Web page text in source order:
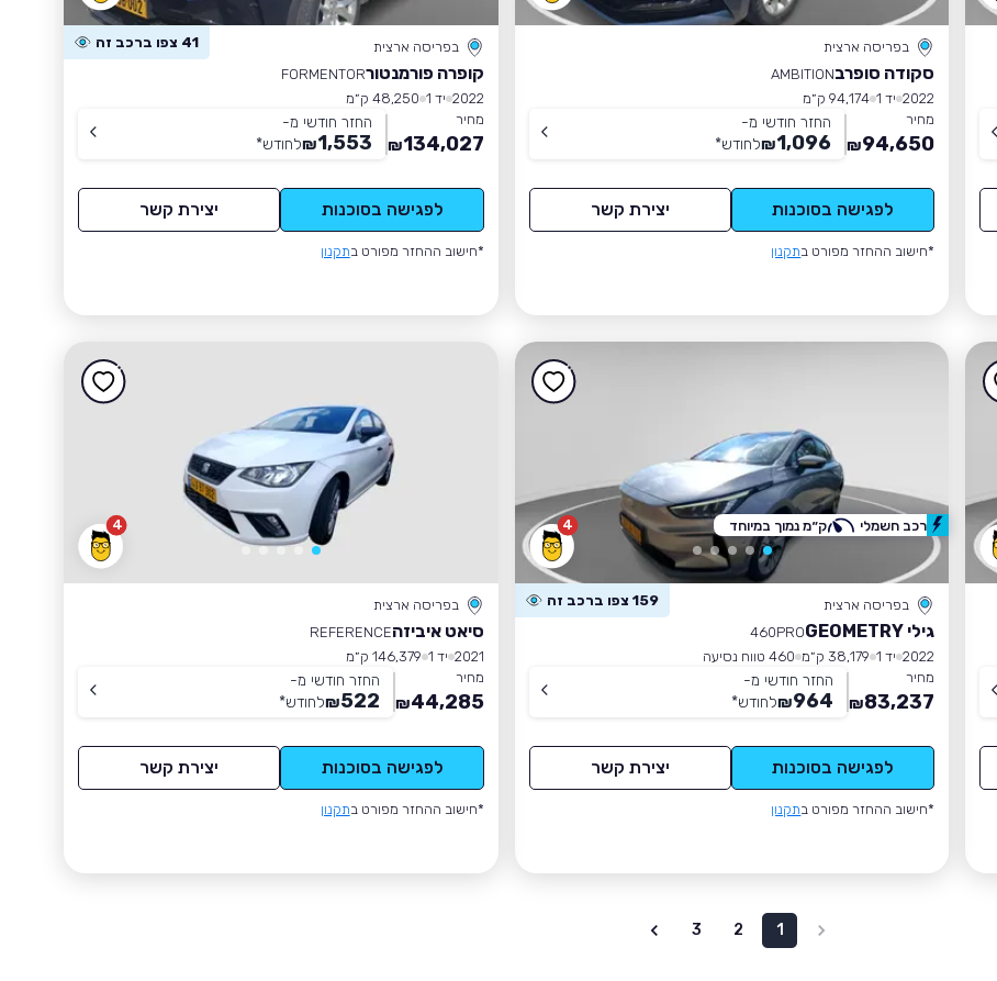
בפריסה ארצית
סקודה סופרבAMBITION
2022 יד 1
94,174 ק״מ
מחיר
94,650
₪
החזר חודשי מ-
1,096
₪לחודש*
לפגישה בסוכנות יצירת קשר
*חישוב ההחזר מפורט בתקנון
בפריסה ארצית 41 צפו ברכב זה
קופרה פורמנטורFORMENTOR
2022 יד 1
48,250 ק״מ
מחיר
134,027
₪
החזר חודשי מ-
1,553
₪לחודש*
לפגישה בסוכנות יצירת קשר
*חישוב ההחזר מפורט בתקנון
4
בפריסה ארצית 159 צפו ברכב זה
גילי GEOMETRY
460PRO
2022 יד 1 38,179 ק״מ
460 טווח נסיעה
מחיר
83,237
₪
החזר חודשי מ-
964
₪לחודש*
לפגישה בסוכנות יצירת קשר
*חישוב ההחזר מפורט בתקנון
רכב חשמלי ק״מ נמוך במיוחד 4
בפריסה ארצית
סיאט איביזהREFERENCE
2021 יד 1
146,379 ק״מ
מחיר
44,285
₪
החזר חודשי מ-
522
₪לחודש*
לפגישה בסוכנות יצירת קשר
*חישוב ההחזר מפורט בתקנון
1
2
3